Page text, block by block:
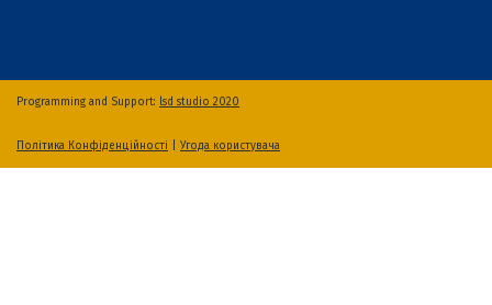
Programming and Support: lsd studio 2020
Політика Конфіденційності Угода користувача